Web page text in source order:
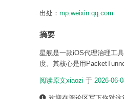
出处： mp.weixin.qq.com
摘要
星舰是一款iOS代理治理工
度。其核心是用
阅读原文xiaozi 于 2026-06-